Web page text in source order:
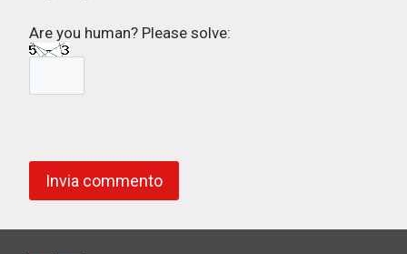
Are you human? Please solve: